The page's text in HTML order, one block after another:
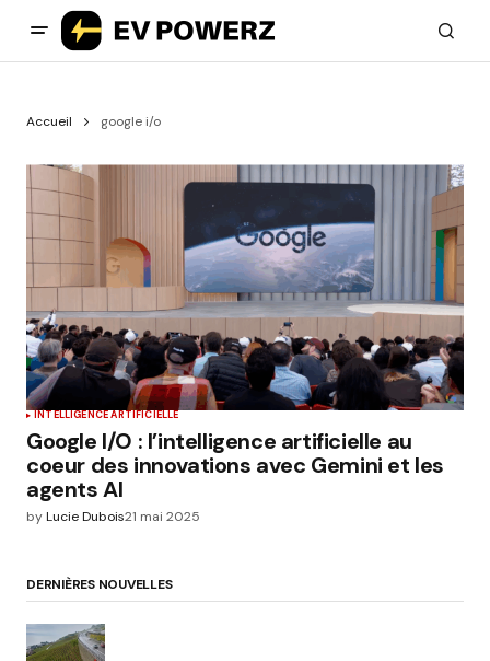
Accueil google i/o
INTELLIGENCE ARTIFICIELLE
Google I/O : l’intelligence artificielle au
coeur des innovations avec Gemini et les
agents AI
byLucie Dubois21 mai 2025
DERNIÈRES NOUVELLES